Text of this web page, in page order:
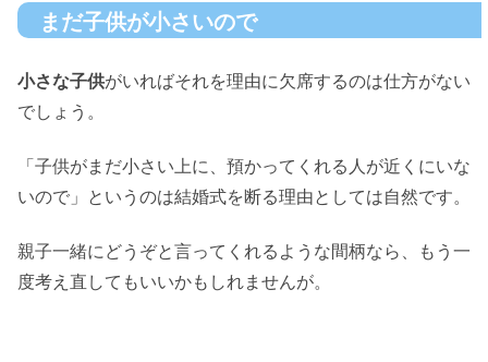
まだ子供が小さいので
小さな子供がいればそれを理由に欠席するのは仕方がない
でしょう。
「子供がまだ小さい上に、預かってくれる人が近くにいな
いので」というのは結婚式を断る理由としては自然です。
親子一緒にどうぞと言ってくれるような間柄なら、もう一
度考え直してもいいかもしれませんが。